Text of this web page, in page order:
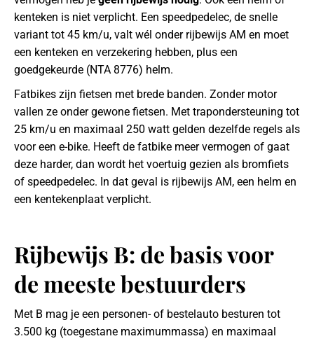
kenteken is niet verplicht. Een speedpedelec, de snelle
variant tot 45 km/u, valt wél onder rijbewijs AM en moet
een kenteken en verzekering hebben, plus een
goedgekeurde (NTA 8776) helm.
Fatbikes zijn fietsen met brede banden. Zonder motor
vallen ze onder gewone fietsen. Met trapondersteuning tot
25 km/u en maximaal 250 watt gelden dezelfde regels als
voor een e-bike. Heeft de fatbike meer vermogen of gaat
deze harder, dan wordt het voertuig gezien als bromfiets
of speedpedelec. In dat geval is rijbewijs AM, een helm en
een kentekenplaat verplicht.
Rijbewijs B: de basis voor
de meeste bestuurders
Met B mag je een personen- of bestelauto besturen tot
3.500 kg (toegestane maximummassa) en maximaal